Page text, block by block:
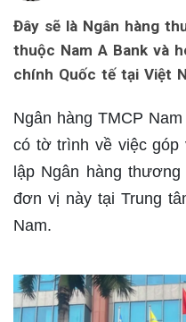
Đây sẽ là Ngân hàng
thuộc Nam A Bank và
chính Quốc tế tại Việt
Ngân hàng TMCP
có tờ trình về việc góp
lập Ngân hàng
đơn vị này tại Trung
Nam.